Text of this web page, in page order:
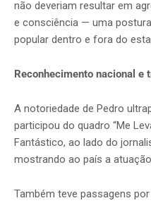
não deveriam resultar em
e consciência — uma
popular dentro e fora do
Reconhecimento nacional e
A notoriedade de Pedro
participou do quadro “Me
Fantástico, ao lado do
mostrando ao país a
Também teve passagens